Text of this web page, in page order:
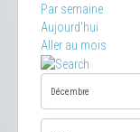
Par semaine
Aujourd'hui
Aller au mois